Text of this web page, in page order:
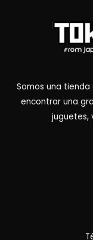
Somos una
encontrar una
juguetes,